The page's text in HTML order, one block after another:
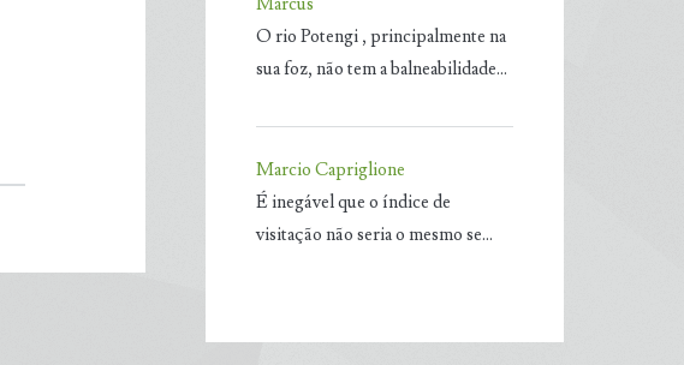
O rio Potengi , principalmente na
sua foz, não tem a balneabilidade…
Marcio Capriglione
É inegável que o índice de
visitação não seria o mesmo se…